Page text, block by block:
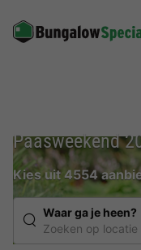
Paasweekend
Kies uit 4554
Waar ga je heen?
Zoeken op locatie